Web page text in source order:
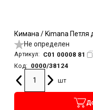
Кимана / Kimana Петля
Не определен
Артикул: C01 00008 81
Код:
0000/38124
шт